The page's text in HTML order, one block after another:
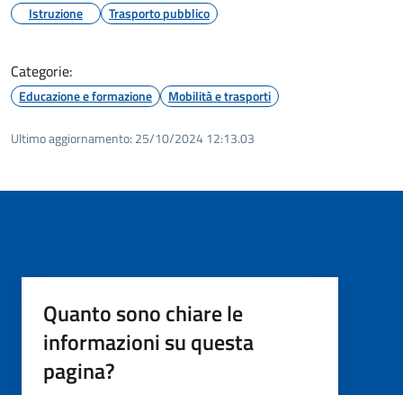
Istruzione Trasporto pubblico
Categorie:
Educazione e formazione Mobilità e trasporti
Ultimo aggiornamento: 25/10/2024 12:13.03
Quanto sono chiare le
informazioni su questa
pagina?